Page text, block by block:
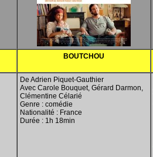
BOUTCHOU
De Adrien Piquet-Gauthier
Avec Carole Bouquet, Gérard Darmon,
Clémentine Célarié
Genre : comédie
Nationalité : France
Durée : 1h 18min